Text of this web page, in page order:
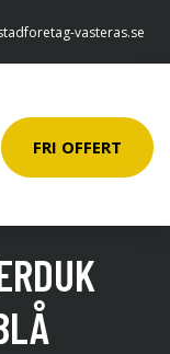
vasteras.se
FRI OFFERT